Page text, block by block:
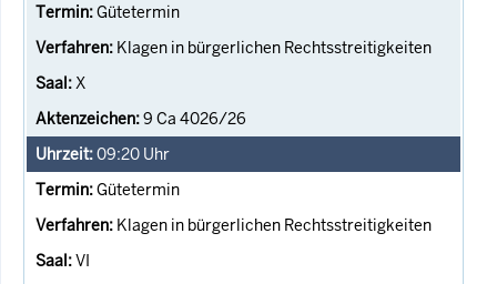
Gütetermin
Klagen in bürgerlichen Rechtsstreitigkeiten
X
9 Ca 4026/26
09:20 Uhr
Gütetermin
Klagen in bürgerlichen Rechtsstreitigkeiten
VI